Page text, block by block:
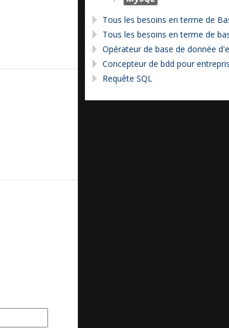
Tous les besoins en terme de
Tous les besoins en terme de
Opérateur de base de donnée
Concepteur de bdd pour
Requête SQL